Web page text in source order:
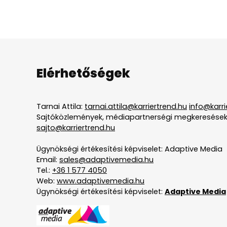
Elérhetőségek
Tarnai Attila: tarnai.attila@karriertrend.hu
Sajtóközlemények, médiapartnerségi
sajto@karriertrend.hu
Ügynökségi értékesítési képviselet: Adaptive Media
Email: sales@adaptivemedia.hu
Tel.: +36 1 577 4050
Web: www.adaptivemedia.hu
Ügynökségi értékesítési képviselet: Adaptive Media